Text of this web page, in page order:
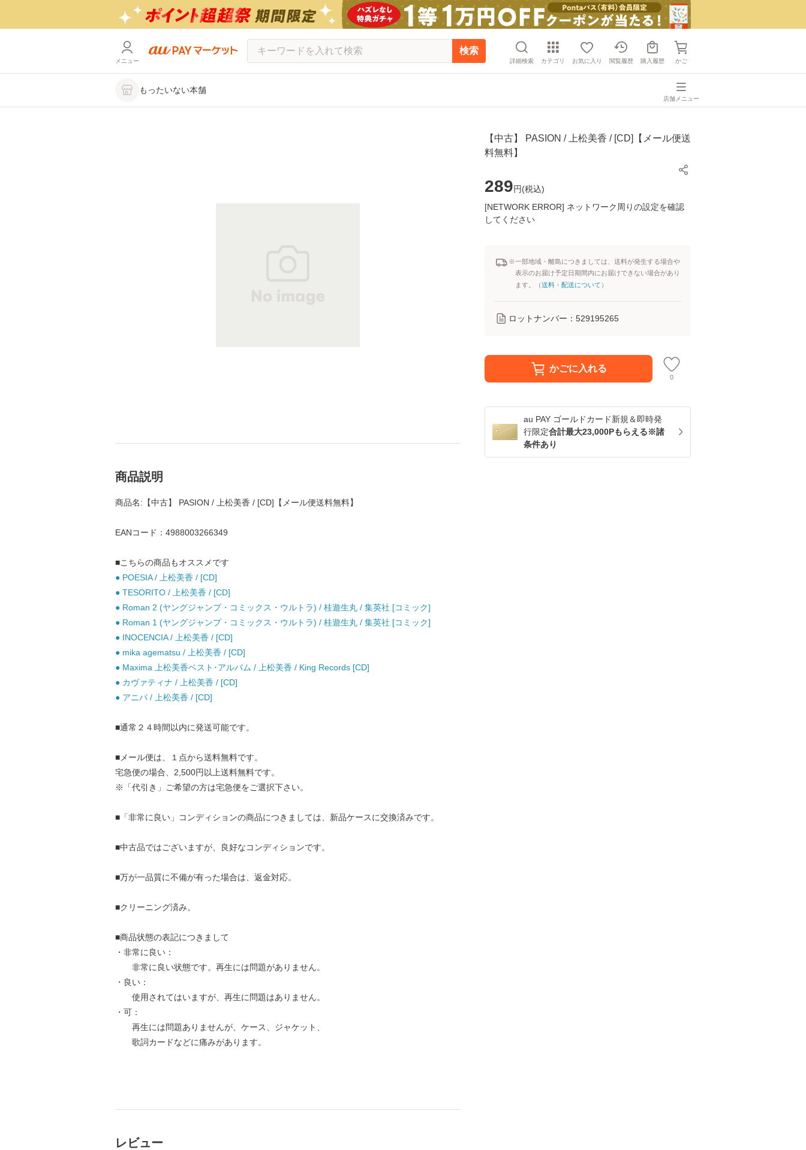
メニュー
検索
詳細検索 カテゴリ お気に入り 閲覧履歴 購入履歴 かご
もったいない本舗
店舗メニュー
【中古】 PASION / 上松美香 / [CD]【メール便送
料無料】
289円(税込)
[NETWORK ERROR] ネットワーク周りの設定を確認
してください
※一部地域・離島につきましては、送料が発生する場合や
表示のお届け予定日期間内にお届けできない場合があり
ます。（送料・配送について ）
ロットナンバー： 529195265
かごに入れる
0
au PAY ゴールドカード新規＆即時発
行限定合計最大23,000Pもらえる※諸
条件あり
商品説明
商品名:【中古】 PASION / 上松美香 / [CD]【メール便送料無料】
EANコード：4988003266349
■こちらの商品もオススメです
● POESIA / 上松美香 / [CD]
● TESORITO / 上松美香 / [CD]
● Roman 2 (ヤングジャンプ・コミックス・ウルトラ) / 桂遊生丸 / 集英社 [コミック]
● Roman 1 (ヤングジャンプ・コミックス・ウルトラ) / 桂遊生丸 / 集英社 [コミック]
● INOCENCIA / 上松美香 / [CD]
● mika agematsu / 上松美香 / [CD]
● Maxima 上松美香ベスト･アルバム / 上松美香 / King Records [CD]
● カヴァティナ / 上松美香 / [CD]
● アニパ / 上松美香 / [CD]
■通常２４時間以内に発送可能です。
■メール便は、１点から送料無料です。
宅急便の場合、2,500円以上送料無料です。
※「代引き」ご希望の方は宅急便をご選択下さい。
■「非常に良い」コンディションの商品につきましては、新品ケースに交換済みです。
■中古品ではございますが、良好なコンディションです。
■万が一品質に不備が有った場合は、返金対応。
■クリーニング済み。
■商品状態の表記につきまして
・非常に良い：
非常に良い状態です。再生には問題がありません。
・良い：
使用されてはいますが、再生に問題はありません。
・可：
再生には問題ありませんが、ケース、ジャケット、
歌詞カードなどに痛みがあります。
レビュー